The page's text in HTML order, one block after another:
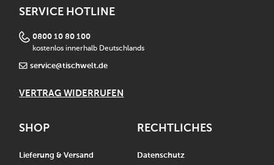
SERVICE HOTLINE
0800 10 80 100
kostenlos innerhalb Deutschlands
service@tischwelt.de
VERTRAG WIDERRUFEN
SHOP
Lieferung & Versand
RECHTLICHES
Datenschutz